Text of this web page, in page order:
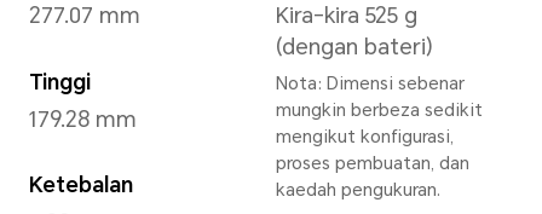
Sian,